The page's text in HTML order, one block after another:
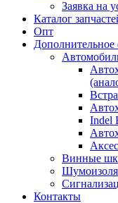
Заявка на
Каталог
Опт
Дополнительное
Indel
Винные
Контакты